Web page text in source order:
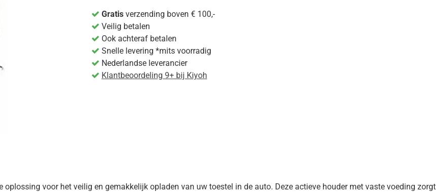
Gratisverzending boven € 100,-
Veilig betalen
Ook achteraf betalen
Snelle levering *mits voorradig
Nederlandse leverancier
Klantbeoordeling 9+ bij Kiyoh
voor het veilig en gemakkelijk opladen van uw toestel in de auto. Deze actieve houder met vaste voeding zorgt